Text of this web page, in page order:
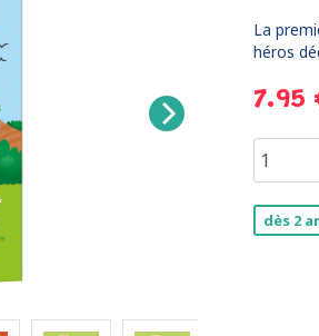
La
héros
7.95
dès 2